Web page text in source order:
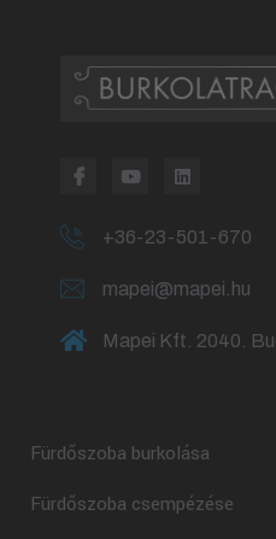
+36-23-501-670
mapei@mapei.hu
Mapei Kft. 2040.
Fürdőszoba burkolása
Fürdőszoba csempézése